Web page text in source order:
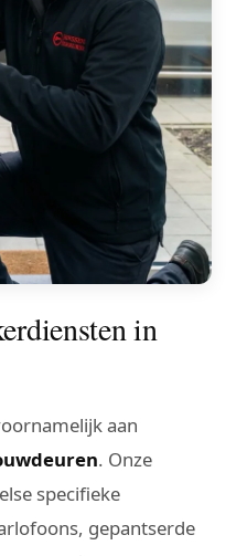
in
aan
. Onze
specifieke
gepantserde